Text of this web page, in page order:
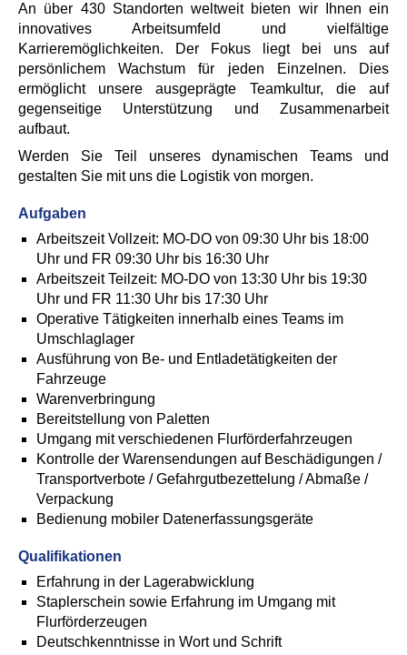
An über 430 Standorten weltweit bieten wir Ihnen ein
innovatives Arbeitsumfeld und vielfältige
Karrieremöglichkeiten. Der Fokus liegt bei uns auf
persönlichem Wachstum für jeden Einzelnen. Dies
ermöglicht unsere ausgeprägte Teamkultur, die auf
gegenseitige Unterstützung und Zusammenarbeit
aufbaut.
Werden Sie Teil unseres dynamischen Teams und
gestalten Sie mit uns die Logistik von morgen.
Aufgaben
Arbeitszeit Vollzeit: MO-DO von 09:30 Uhr bis 18:00
Uhr und FR 09:30 Uhr bis 16:30 Uhr
Arbeitszeit Teilzeit: MO-DO von 13:30 Uhr bis 19:30
Uhr und FR 11:30 Uhr bis 17:30 Uhr
Operative Tätigkeiten innerhalb eines Teams im
Umschlaglager
Ausführung von Be- und Entladetätigkeiten der
Fahrzeuge
Warenverbringung
Bereitstellung von Paletten
Umgang mit verschiedenen Flurförderfahrzeugen
Kontrolle der Warensendungen auf Beschädigungen /
Transportverbote / Gefahrgutbezettelung / Abmaße /
Verpackung
Bedienung mobiler Datenerfassungsgeräte
Qualifikationen
Erfahrung in der Lagerabwicklung
Staplerschein sowie Erfahrung im Umgang mit
Flurförderzeugen
Deutschkenntnisse in Wort und Schrift